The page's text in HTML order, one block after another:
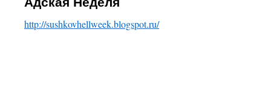
content
http://sushkovhellweek.blogspot.ru/